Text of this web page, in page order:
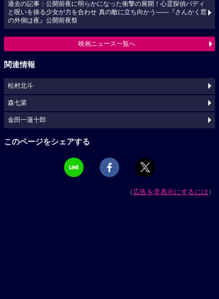
過去の記事：公開前夜に明らかになった衝撃の展開！心霊探偵バディ
と呪いを操る少女が力を合わせ 真の敵に立ち向かう――『さんかく窓
の外側は夜』公開前夜祭
映画ニュース一覧へ
関連情報
松村北斗
森七菜
金田一蓮十郎
このページをシェアする
（広告を非表示にするには）